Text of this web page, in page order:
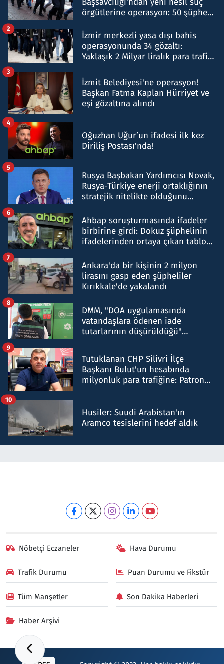
Başsavcılığı'ndan yeni nesil suç
örgütlerine operasyon: 50 şüpheli
İzmir merkezli yasa dışı bahis
operasyonunda 34 gözaltı:
Yaklaşık 2 Milyar liralık para trafiği
2
İzmit Belediyesi'ne operasyon!
Başkan Fatma Kaplan Hürriyet ve
eşi gözaltına alındı
3
Oğuzhan Uğur’un ifadesi ilk kez
Diriliş Postası'nda!
4
Rusya Başbakan Yardımcısı Novak,
Rusya-Türkiye enerji ortaklığının
stratejik nitelikte olduğunu
5
Ahbap soruşturmasında ifadeler
birbirine girdi: Dokuz şüphelinin
ifadelerinden ortaya çıkan tablo
6
Ankara'da bir kişinin 2 milyon
lirasını gasp eden şüpheliler
Kırıkkale'de yakalandı
7
DMM, "DOA uygulamasında
vatandaşlara ödenen iade
tutarlarının düşürüldüğü"
8
Tutuklanan CHP Silivri İlçe
Başkanı Bulut'un hesabında
milyonluk para trafiğine: Patron
9
Husiler: Suudi Arabistan'ın
Aramco tesislerini hedef aldık
10
Nöbetçi Eczaneler Hava Durumu
Trafik Durumu Puan Durumu ve Fikstür
Tüm Manşetler Son Dakika Haberleri
Haber Arşivi